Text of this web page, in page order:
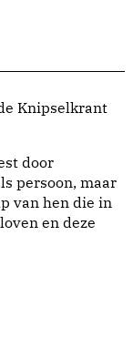
Knipselkrant
door
persoon, maar
van hen die in
en deze